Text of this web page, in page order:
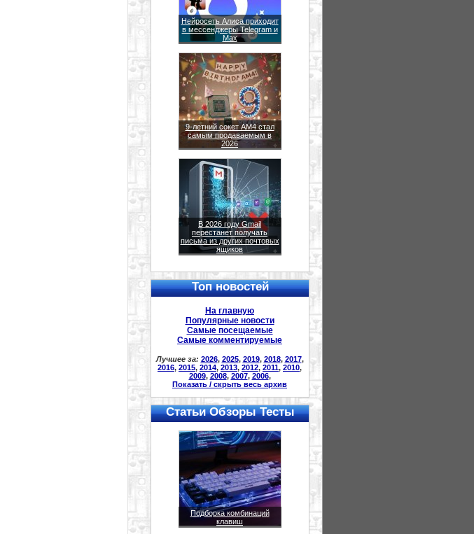
Нейросеть Алиса приходит
в мессенджеры Telegram и
Max
9-летний сокет AM4 стал
самым продаваемым в
2026
В 2026 году Gmail
перестанет получать
письма из других почтовых
ящиков
Топ новостей
На главную
Популярные новости
Самые посещаемые
Самые комментируемые
Лучшее за: 2026, 2025, 2019, 2018, 2017,
2016, 2015, 2014, 2013, 2012, 2011, 2010,
2009, 2008, 2007, 2006,
Показать / скрыть весь архив
Статьи Обзоры Тесты
Подборка комбинаций
клавиш